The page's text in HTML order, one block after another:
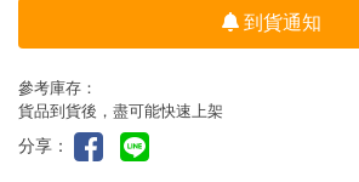
到貨通知
參考庫存：
貨品到貨後，盡可能快速上架
分享：